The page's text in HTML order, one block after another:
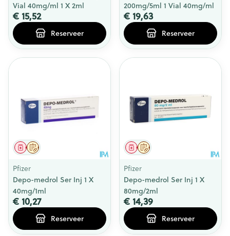
Vial 40mg/ml 1 X 2ml
€ 15,52
Reserveer
200mg/5ml 1 Vial 40mg/ml
€ 19,63
Reserveer
Op voorschrift
Geneesmiddel
Pfizer
Depo-medrol Ser Inj 1 X
40mg/1ml
€ 10,27
Reserveer
Op voorschrift
Geneesmiddel
Pfizer
Depo-medrol Ser Inj 1 X
80mg/2ml
€ 14,39
Reserveer